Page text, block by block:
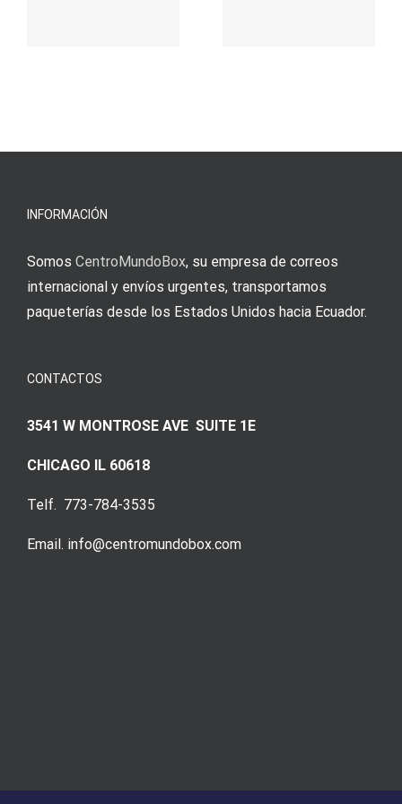
erfordert
INFORMACIÓN
Somos CentroMundoBox, su empresa de correos
internacional y envíos urgentes, transportamos
paqueterías desde los Estados Unidos hacia Ecuador.
CONTACTOS
3541 W MONTROSE AVE SUITE 1E
CHICAGO IL 60618
Telf. 773-784-3535
Email. info@centromundobox.com